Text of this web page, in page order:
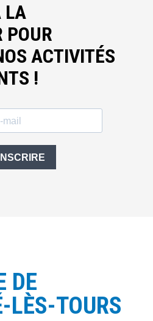
LA
POUR
ACTIVITÉS
!
DE
LÈS-TOURS